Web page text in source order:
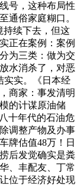
号，这种布局性
通俗家庭糊口。
持续下去，但这
正在案例：案例
为三类：做为交
水消杀了，对恶
实实。《日本经
商家：事发清明
的计谋原油储
十年代的石油危
调整产物及办事
牌估值48万！日
后发觉确实是粪
、丰配友、丁常
位于经济好处现